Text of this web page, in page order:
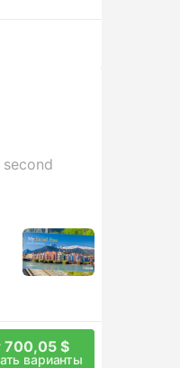
700,05 $
варианты